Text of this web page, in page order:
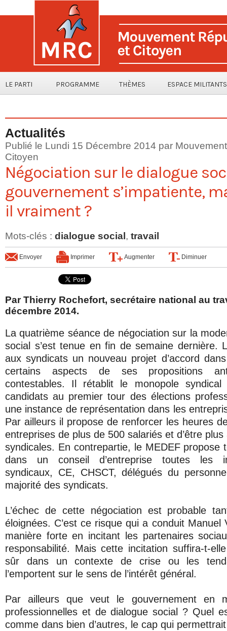
LE PARTI PROGRAMME THÈMES ESPACE MILITANTS
Actualités
Publié le Lundi 15 Décembre 2014 par
Citoyen
Négociation sur le dialogue
gouvernement s’impatiente,
il vraiment ?
Mots-clés : dialogue social , travail
Envoyer Imprimer Augmenter Diminuer
Par Thierry Rochefort, secrétaire national au
décembre 2014.
La quatrième séance de négociation sur la
social s’est tenue en fin de semaine dernière.
aux syndicats un nouveau projet d’accord
certains aspects de ses propositions
contestables. Il rétablit le monopole
candidats au premier tour des élections
une instance de représentation dans les
Par ailleurs il propose de renforcer les heures
entreprises de plus de 500 salariés et d’être
syndicales. En contrepartie, le MEDEF propose
dans un conseil d’entreprise toutes les
syndicaux, CE, CHSCT, délégués du
majorité des syndicats.
L’échec de cette négociation est probable
éloignées. C’est ce risque qui a conduit Manuel
manière forte en incitant les partenaires
responsabilité. Mais cette incitation suffira-t-
sûr dans un contexte de crise ou les
l’emportent sur le sens de l’intérêt général.
Par ailleurs que veut le gouvernement en
professionnelles et de dialogue social ? Quel
comme dans bien d’autres, le cap qui